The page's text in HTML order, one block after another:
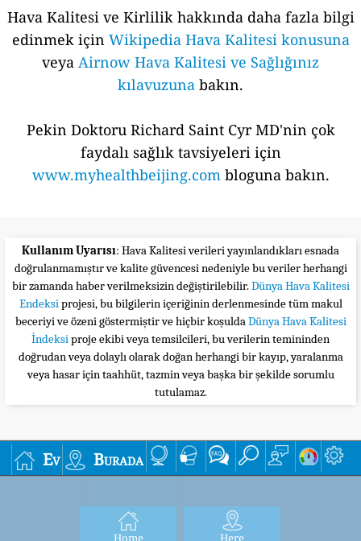
Hava Kalitesi ve Kirlilik hakkında daha fazla bilgi
edinmek için Wikipedia Hava Kalitesi konusuna
veya Airnow Hava Kalitesi ve Sağlığınız
kılavuzuna bakın.
Pekin Doktoru Richard Saint Cyr MD'nin çok
faydalı sağlık tavsiyeleri için
www.myhealthbeijing.combloguna bakın.
Kullanım Uyarısı: Hava Kalitesi verileri yayınlandıkları esnada
doğrulanmamıştır ve kalite güvencesi nedeniyle bu veriler herhangi
bir zamanda haber verilmeksizin değiştirilebilir.Dünya Hava Kalitesi
Endeksiprojesi, bu bilgilerin içeriğinin derlenmesinde tüm makul
beceriyi ve özeni göstermiştir ve hiçbir koşuldaDünya Hava Kalitesi
İndeksiproje ekibi veya temsilcileri, bu verilerin temininden
doğrudan veya dolaylı olarak doğan herhangi bir kayıp, yaralanma
veya hasar için taahhüt, tazmin veya başka bir şekilde sorumlu
tutulamaz.
Ev Burada
Home Here